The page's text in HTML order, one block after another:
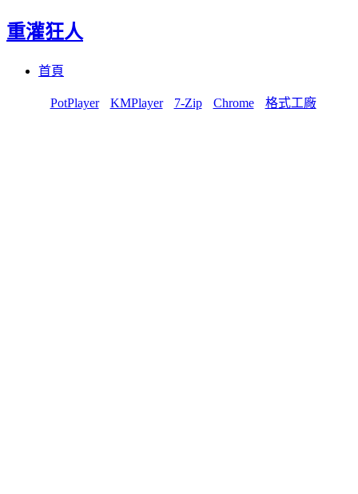
重灌狂人
首頁
PotPlayer KMPlayer 7-Zip Chrome 格式工廠